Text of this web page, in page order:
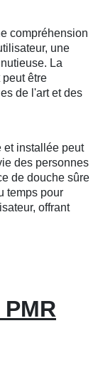
compréhension
une
La
être
de l'art et des
et installée peut
des personnes
de douche sûre
temps pour
offrant